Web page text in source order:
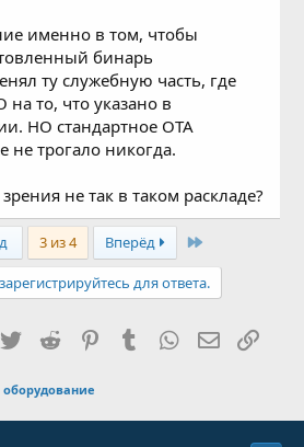
именно в том, чтобы
бинарь
ту служебную часть, где
на то, что указано в
НО стандартное ОТА
не трогало никогда.
не так в таком раскладе?
3 из 4 Вперёд Last
для ответа.
TwitterReddit PinterestTumblrWhatsApp